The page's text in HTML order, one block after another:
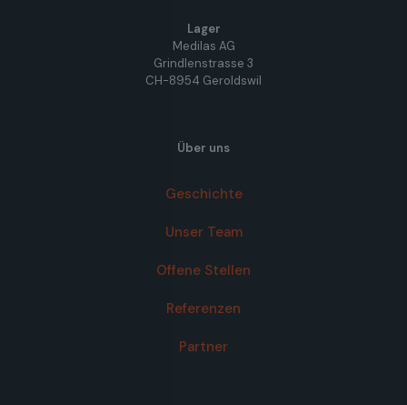
Lager
Medilas AG
Grindlenstrasse 3
CH-8954 Geroldswil
Über uns
Geschichte
Unser Team
Offene Stellen
Referenzen
Partner